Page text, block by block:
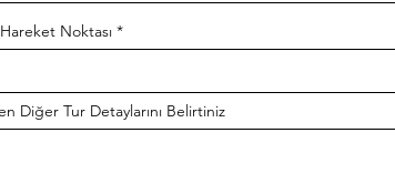
Noktası
Diğer Tur Detaylarını Belirtiniz